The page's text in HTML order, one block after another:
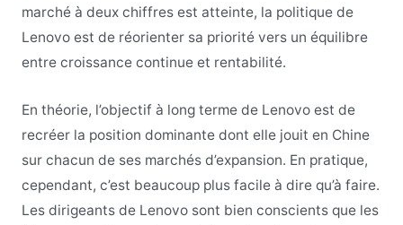
marché à deux chiffres est atteinte, la politique de
Lenovo est de réorienter sa priorité vers un équilibre
entre croissance continue et rentabilité.
En théorie, l’objectif à long terme de Lenovo est de
recréer la position dominante dont elle jouit en Chine
sur chacun de ses marchés d’expansion. En pratique,
cependant, c’est beaucoup plus facile à dire qu’à faire.
Les dirigeants de Lenovo sont bien conscients que les